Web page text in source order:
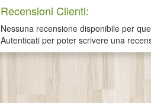
Recensioni Clienti:
Nessuna recensione disponibile per
Autenticati per poter scrivere una